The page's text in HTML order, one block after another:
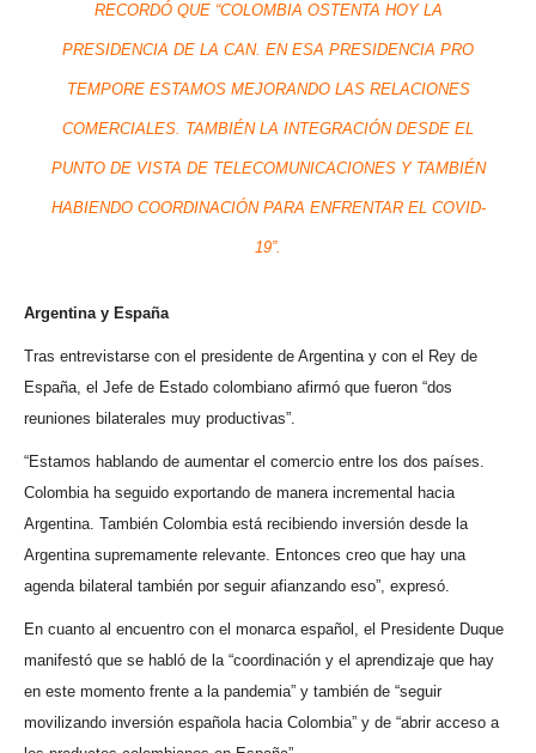
RECORDÓ QUE “COLOMBIA OSTENTA HOY LA
PRESIDENCIA DE LA CAN. EN ESA PRESIDENCIA PRO
TEMPORE ESTAMOS MEJORANDO LAS RELACIONES
COMERCIALES. TAMBIÉN LA INTEGRACIÓN DESDE EL
PUNTO DE VISTA DE TELECOMUNICACIONES Y TAMBIÉN
HABIENDO COORDINACIÓN PARA ENFRENTAR EL COVID-
19”.
Argentina y España
Tras entrevistarse con el presidente de Argentina y con el Rey de
España, el Jefe de Estado colombiano afirmó que fueron “dos
reuniones bilaterales muy productivas”.
“Estamos hablando de aumentar el comercio entre los dos países.
Colombia ha seguido exportando de manera incremental hacia
Argentina. También Colombia está recibiendo inversión desde la
Argentina supremamente relevante. Entonces creo que hay una
agenda bilateral también por seguir afianzando eso”, expresó.
En cuanto al encuentro con el monarca español, el Presidente Duque
manifestó que se habló de la “coordinación y el aprendizaje que hay
en este momento frente a la pandemia” y también de “seguir
movilizando inversión española hacia Colombia” y de “abrir acceso a